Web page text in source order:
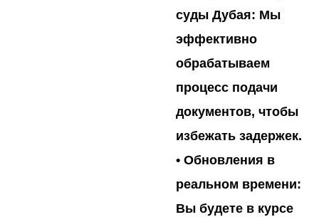
суды Дубая: Мы
эффективно
обрабатываем
процесс подачи
документов, чтобы
избежать задержек.
• Обновления в
реальном времени:
Вы будете в курсе